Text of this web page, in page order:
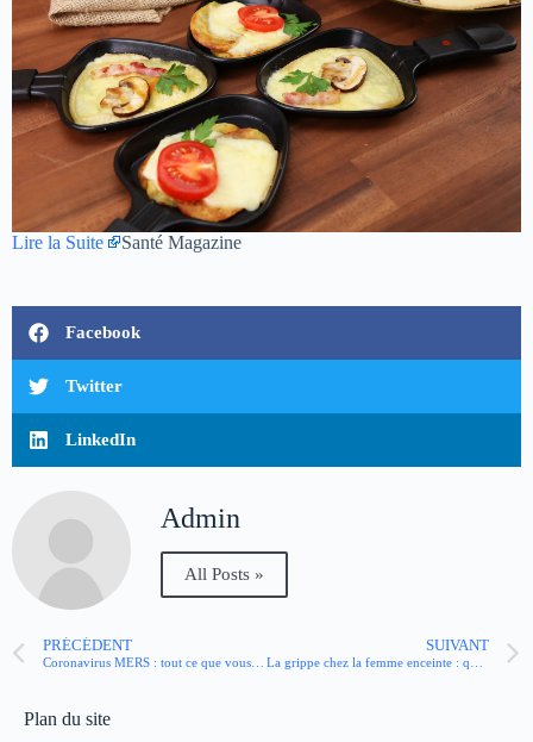
Lire la Suite Santé Magazine
Facebook
Twitter
LinkedIn
Admin
All Posts »
PRÉCÉDENT
Coronavirus MERS : tout ce que vous devez savoir
SUIVANT
La grippe chez la femme enceinte : que faire, quels risques ?
Plan du site